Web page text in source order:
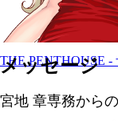
THE PENTHOUSE
メッセージ
宮地 章専務から